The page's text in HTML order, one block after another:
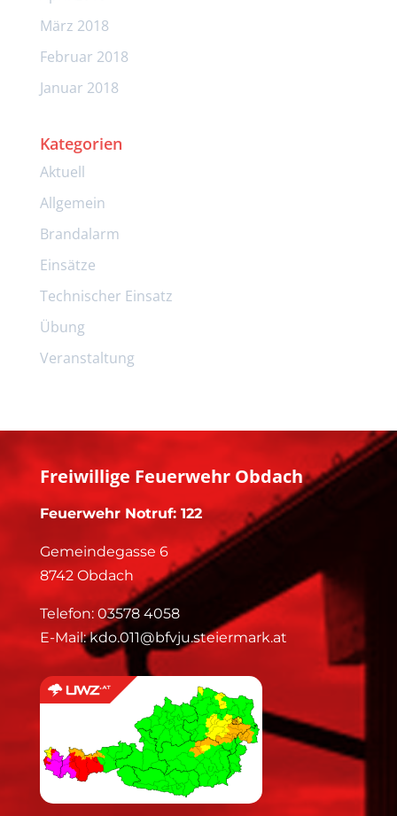
März 2018
Februar 2018
Januar 2018
Kategorien
Aktuell
Allgemein
Brandalarm
Einsätze
Technischer Einsatz
Übung
Veranstaltung
Freiwillige Feuerwehr Obdach
Feuerwehr Notruf: 122
Gemeindegasse 6
8742 Obdach
Telefon: 03578 4058
E-Mail:kdo.011@bfvju.steiermark.at